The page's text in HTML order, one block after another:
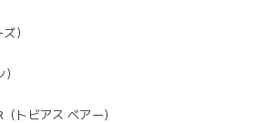
）
トビアス ベアー）